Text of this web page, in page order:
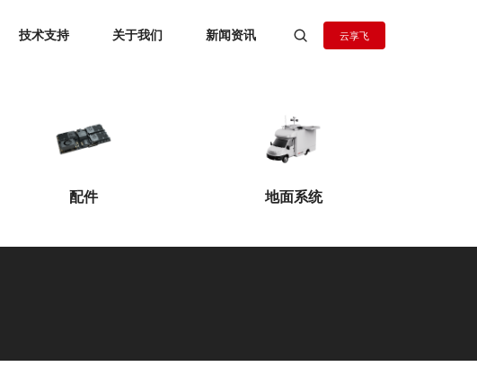
技术支持 关于我们 新闻资讯 云享飞
配件 地面系统